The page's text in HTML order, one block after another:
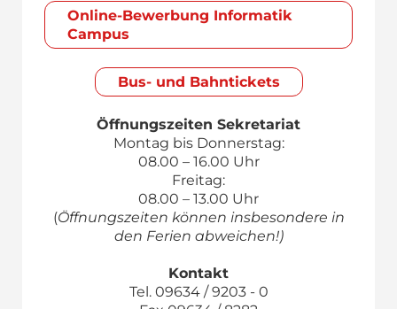
Online-Bewerbung Informatik
Campus
Bus- und Bahntickets
Öffnungszeiten Sekretariat
Montag bis Donnerstag:
08.00 – 16.00 Uhr
Freitag:
08.00 – 13.00 Uhr
(Öffnungszeiten können insbesondere in
den Ferien abweichen!)
Kontakt
Tel. 09634 / 9203 - 0